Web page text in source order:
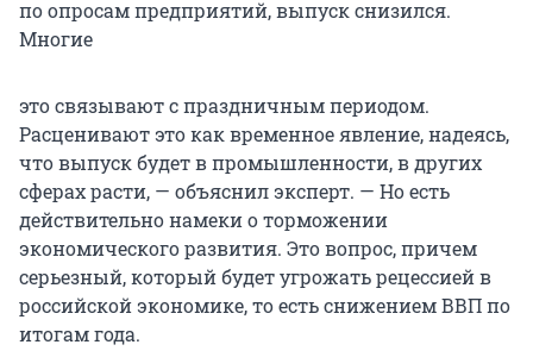
по опросам предприятий, выпуск снизился.
Многие
это связывают с праздничным периодом.
Расценивают это как временное явление, надеясь,
что выпуск будет в промышленности, в других
сферах расти, — объяснил эксперт. — Но есть
действительно намеки о торможении
экономического развития. Это вопрос, причем
серьезный, который будет угрожать рецессией в
российской экономике, то есть снижением ВВП по
итогам года.